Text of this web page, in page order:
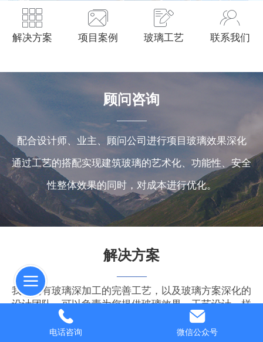
解决方案 项目案例 玻璃工艺 联系我们
顾问咨询
———
配合设计师、业主、顾问公司进行项目玻璃效果深化
通过工艺的搭配实现建筑玻璃的艺术化、功能性、安全
性整体效果的同时，对成本进行优化。
解决方案
———
我们拥有玻璃深加工的完善工艺，以及玻璃方案深化的
设计团队，可以负责为您提供玻璃效果、工艺设计、样
板制作、加工生产、施工配合等综合玻璃应用解决方
电话咨询 微信公众号